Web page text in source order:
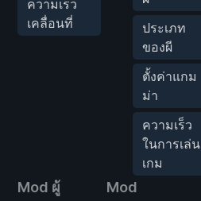
ความเร็ว
เคลื่อนที่
ประเภท
ของผี
ตั้งค่าแกม
ม่า
ความเร็ว
ในการเล่น
เกม
Mod ผู้
Mod